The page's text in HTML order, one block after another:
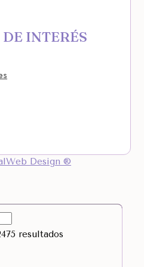
INTERÉS
Design ®
resultados